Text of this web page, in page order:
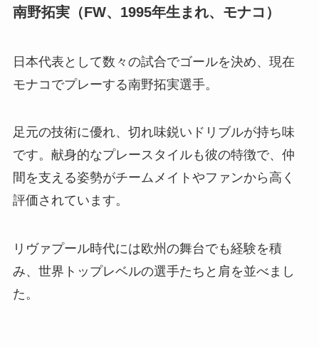
南野拓実（FW、1995年生まれ、モナコ）
日本代表として数々の試合でゴールを決め、現在
モナコでプレーする南野拓実選手。
足元の技術に優れ、切れ味鋭いドリブルが持ち味
です。献身的なプレースタイルも彼の特徴で、仲
間を支える姿勢がチームメイトやファンから高く
評価されています。
リヴァプール時代には欧州の舞台でも経験を積
み、世界トップレベルの選手たちと肩を並べまし
た。